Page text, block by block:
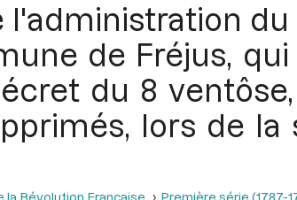
l'administration
de Fréjus,
du 8
lors de la
Révolution Française Première série (1787-